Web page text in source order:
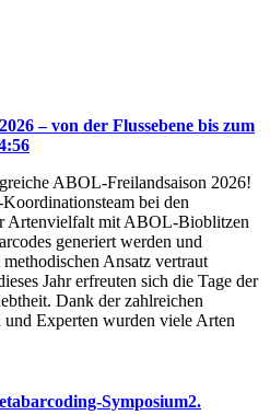
– von der Flussebene bis zum
ABOL-Freilandsaison 2026!
bei den
Artenvielfalt mit ABOL-Bioblitzen
generiert werden und
Ansatz vertraut
Jahr erfreuten sich die Tage der
Dank der zahlreichen
und Experten wurden viele Arten
Symposium2.